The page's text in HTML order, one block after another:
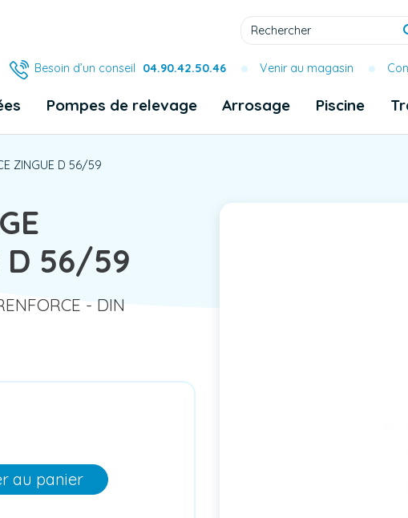
Besoin d’un conseil 04.90.42.50.46 Venir au magasin
Pompes de relevage Arrosage Piscine
ZINGUE D 56/59
D 56/59
- DIN
au panier